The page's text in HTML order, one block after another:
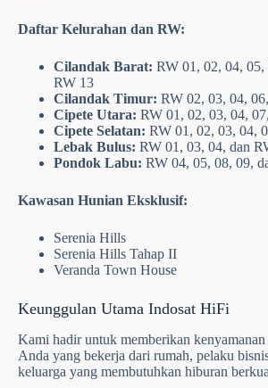
Daftar Kelurahan dan RW:
Cilandak Barat: RW 01, 02, 04, 05,
RW 13
Cilandak Timur: RW 02, 03, 04,
Cipete Utara: RW 01, 02, 03, 04,
Cipete Selatan: RW 01, 02, 03, 04,
Lebak Bulus: RW 01, 03, 04, dan
Pondok Labu: RW 04, 05, 08, 09,
Kawasan Hunian Eksklusif:
Serenia Hills
Serenia Hills Tahap II
Veranda Town House
Keunggulan Utama Indosat HiFi
Kami hadir untuk memberikan
Anda yang bekerja dari rumah, pelaku
keluarga yang membutuhkan hiburan